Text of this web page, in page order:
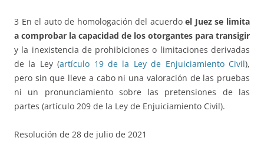
3 En el auto de homologación del acuerdoel Juez se limita
a comprobar la capacidad de los otorgantes para transigir
y la inexistencia de prohibiciones o limitaciones derivadas
de la Ley (artículo 19 de la Ley de Enjuiciamiento Civil),
pero sin que lleve a cabo ni una valoración de las pruebas
ni un pronunciamiento sobre las pretensiones de las
partes (artículo 209 de la Ley de Enjuiciamiento Civil).
Resolución de 28 de julio de 2021